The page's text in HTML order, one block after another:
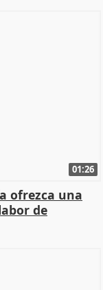
01:26
ofrezca una
de